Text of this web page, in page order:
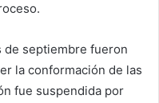
de septiembre fueron
la conformación de las
fue suspendida por